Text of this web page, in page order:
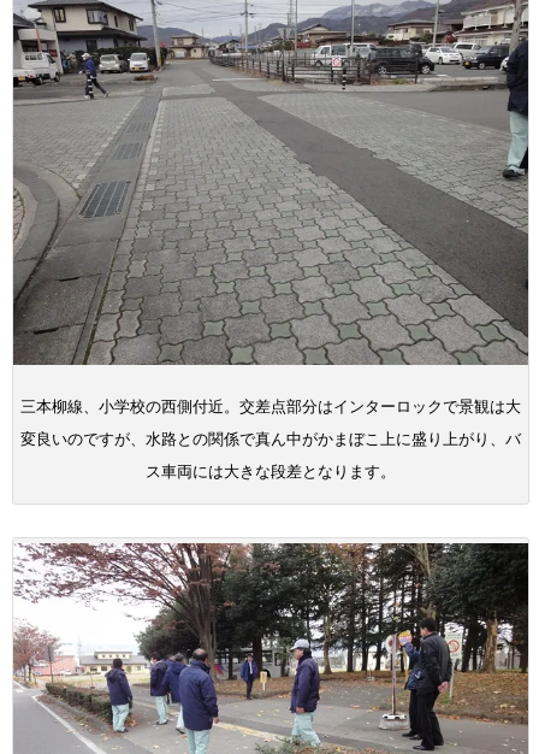
三本柳線、小学校の西側付近。交差点部分はインターロックで景観は大
変良いのですが、水路との関係で真ん中がかまぼこ上に盛り上がり、バ
ス車両には大きな段差となります。